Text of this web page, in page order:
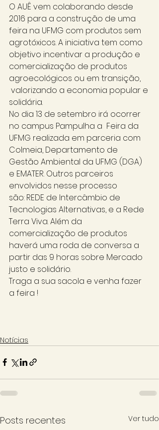
O AUÊ vem colaborando desde
2016 para a construção de uma
feira na UFMG com produtos sem
agrotóxicos. A iniciativa tem como
objetivo incentivar a produção e
comercialização de produtos
agroecológicos ou em transição,
valorizando a economia popular e
solidária.
No dia 13 de setembro irá ocorrer
no campus Pampulha a  Feira da
UFMG realizada em parceria com
Colmeia, Departamento de
Gestão Ambiental da UFMG (DGA)
e EMATER. Outros parceiros
envolvidos nesse processo
são: REDE de Intercâmbio de
Tecnologias Alternativas, e a Rede
Terra Viva. Além da
comercialização de produtos
haverá uma roda de conversa a
partir das 9 horas sobre Mercado
justo e solidário.
Traga a sua sacola e venha fazer
a feira !
Notícias
Posts recentes Ver tudo